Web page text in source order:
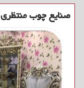
صنایع چوب منتظری